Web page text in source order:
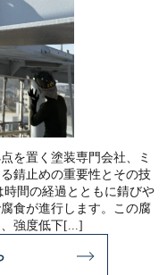
を置く塗装専門会社、ミ
錆止めの重要性とその技
間の経過とともに錆びや
食が進行します。この腐
強度低下[...]